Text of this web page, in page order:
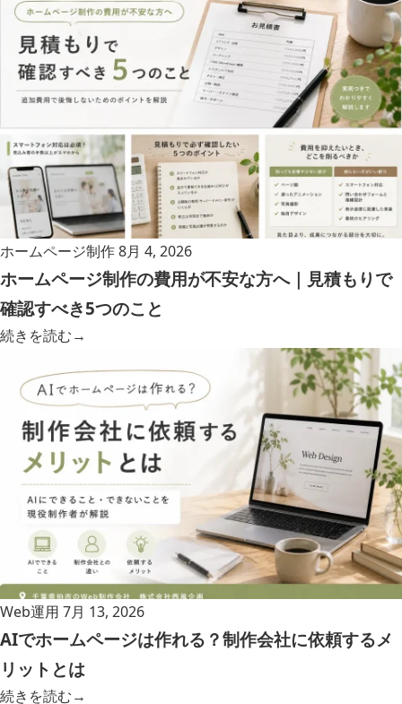
ホームページ制作8月 4, 2026
ホームページ制作の費用が不安な方へ｜見積もりで
確認すべき5つのこと
続きを読む→
Web運用 7月 13, 2026
AIでホームページは作れる？制作会社に依頼するメ
リットとは
続きを読む→